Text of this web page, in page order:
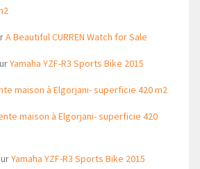
A Beautiful CURREN Watch for Sale
Yamaha YZF-R3 Sports Bike 2015
maison à Elgorjani- superficie 420 m2
maison à Elgorjani- superficie 420
Yamaha YZF-R3 Sports Bike 2015